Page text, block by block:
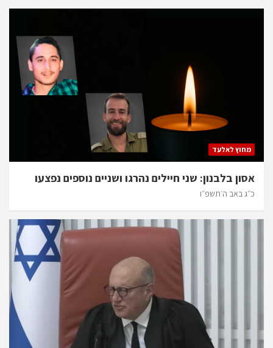
מחוץ לאלעד
אסון בלבנון: שני חיילים נהרגו ושניים נוספים נפצעו
כ״ג באב ה׳תשפ״ו